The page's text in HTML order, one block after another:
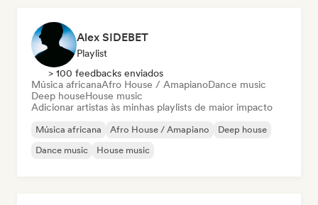
Alex SIDEBET
Playlist
> 100 feedbacks enviados
Música africanaAfro House / AmapianoDance music
Deep houseHouse music
Adicionar artistas às minhas playlists de maior impacto
Música africana Afro House / Amapiano
Deep house
Dance music
House music